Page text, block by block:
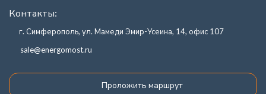
Контакты:
г. Симферополь, ул. Мамеди Эмир-Усеина, 14, офис 107
sale@energomost.ru
Проложить маршрут